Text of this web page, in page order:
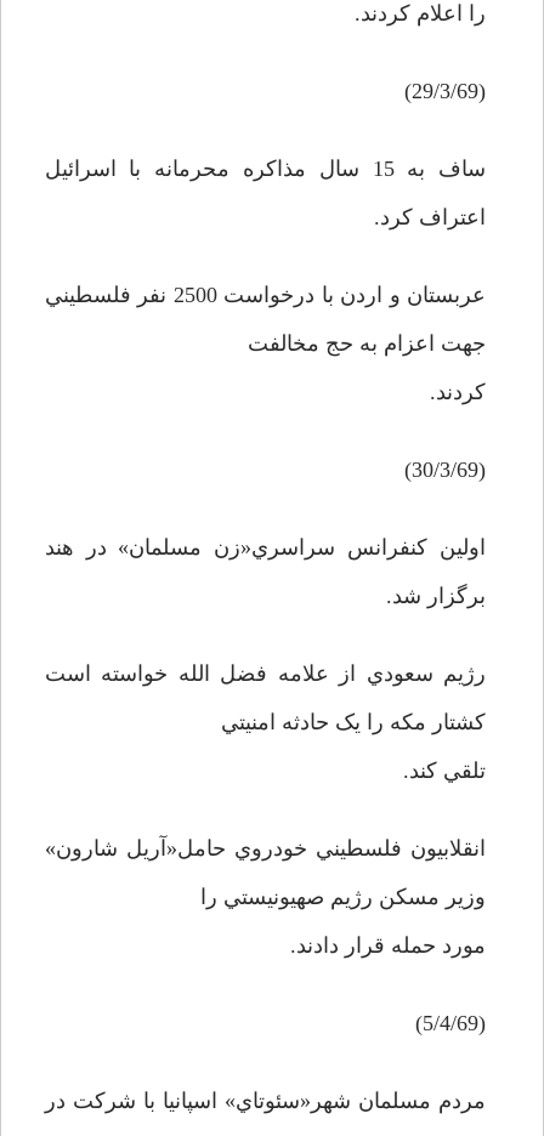
را اعلام کردند.
(29/3/69)
ساف به 15 سال مذاکره محرمانه با اسرائيل
اعتراف کرد.
عربستان و اردن با درخواست 2500 نفر فلسطيني
جهت اعزام به حج مخالفت
کردند.
(30/3/69)
اولين کنفرانس سراسري«زن مسلمان» در هند
برگزار شد.
رژيم سعودي از علامه فضل الله خواسته است
کشتار مکه را يک حادثه امنيتي
تلقي کند.
انقلابيون فلسطيني خودروي حامل«آريل شارون»
وزير مسکن رژيم صهيونيستي را
مورد حمله قرار دادند.
(5/4/69)
مردم مسلمان شهر«سئوتاي» اسپانيا با شرکت در